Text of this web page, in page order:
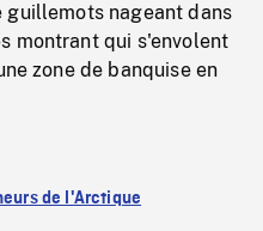
guillemots nageant dans
montrant qui s'envolent
zone de banquise en
de l'Arctique